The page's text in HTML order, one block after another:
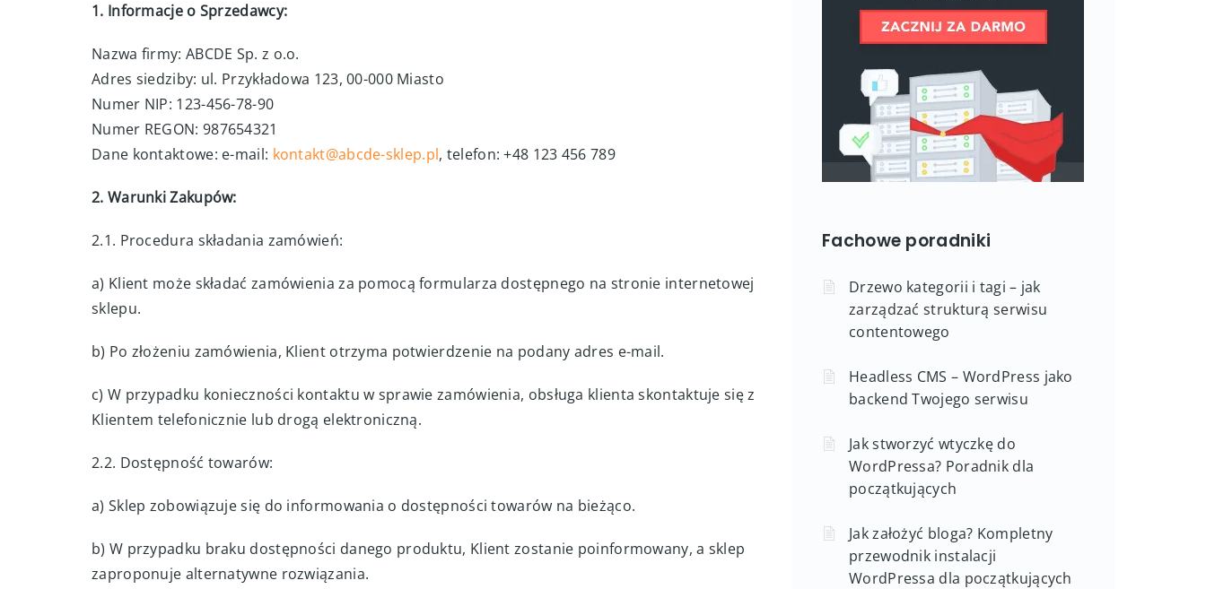
1. Informacje o Sprzedawcy:
Nazwa firmy: ABCDE Sp. z o.o.
Adres siedziby: ul. Przykładowa 123, 00-000 Miasto
Numer NIP: 123-456-78-90
Numer REGON: 987654321
Dane kontaktowe: e-mail: kontakt@abcde-sklep.pl, telefon: +48 123 456 789
2. Warunki Zakupów:
2.1. Procedura składania zamówień:
a) Klient może składać zamówienia za pomocą formularza dostępnego na stronie internetowej
sklepu.
b) Po złożeniu zamówienia, Klient otrzyma potwierdzenie na podany adres e-mail.
c) W przypadku konieczności kontaktu w sprawie zamówienia, obsługa klienta skontaktuje się z
Klientem telefonicznie lub drogą elektroniczną.
2.2. Dostępność towarów:
a) Sklep zobowiązuje się do informowania o dostępności towarów na bieżąco.
b) W przypadku braku dostępności danego produktu, Klient zostanie poinformowany, a sklep
zaproponuje alternatywne rozwiązania.
Fachowe poradniki
Drzewo kategorii i tagi – jak
zarządzać strukturą serwisu
contentowego
Headless CMS – WordPress jako
backend Twojego serwisu
Jak stworzyć wtyczkę do
WordPressa? Poradnik dla
początkujących
Jak założyć bloga? Kompletny
przewodnik instalacji
WordPressa dla początkujących